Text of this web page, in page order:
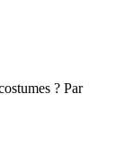
? Par